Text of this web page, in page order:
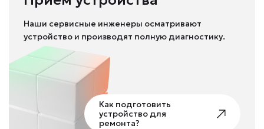
Наши сервисные инженеры осматривают
устройство и производят полную диагностику.
Как подготовить
устройство для
ремонта?